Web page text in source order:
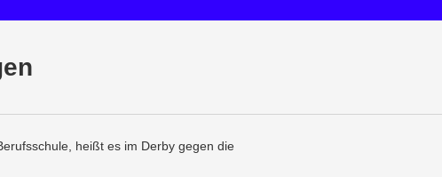
heißt es im Derby gegen die